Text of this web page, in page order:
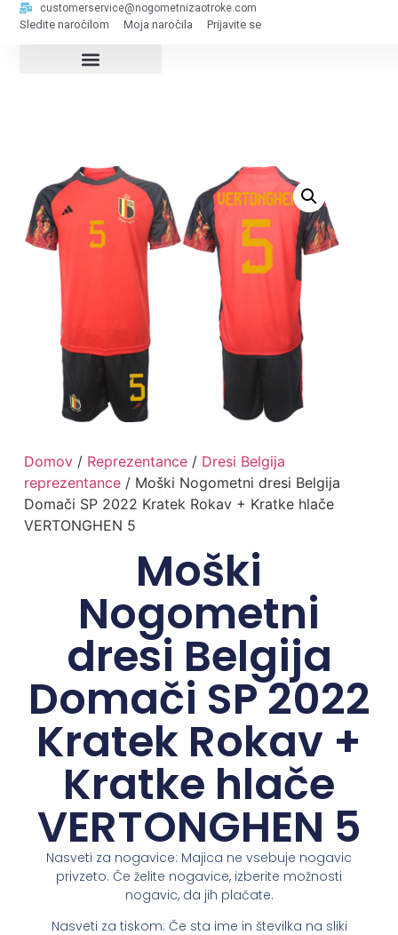
customerservice@nogometnizaotroke.com
Sledite naročilom Moja naročila Prijavite se
Domov/ Reprezentance/ Dresi Belgija
reprezentance/ Moški Nogometni dresi Belgija
Domači SP 2022 Kratek Rokav + Kratke hlače
VERTONGHEN 5
Moški
Nogometni
dresi Belgija
Domači SP 2022
Kratek Rokav +
Kratke hlače
VERTONGHEN 5
Nasveti za nogavice: Majica ne vsebuje nogavic
privzeto. Če želite nogavice, izberite možnosti
nogavic, da jih plačate.
Nasveti za tiskom: Če sta ime in številka na sliki